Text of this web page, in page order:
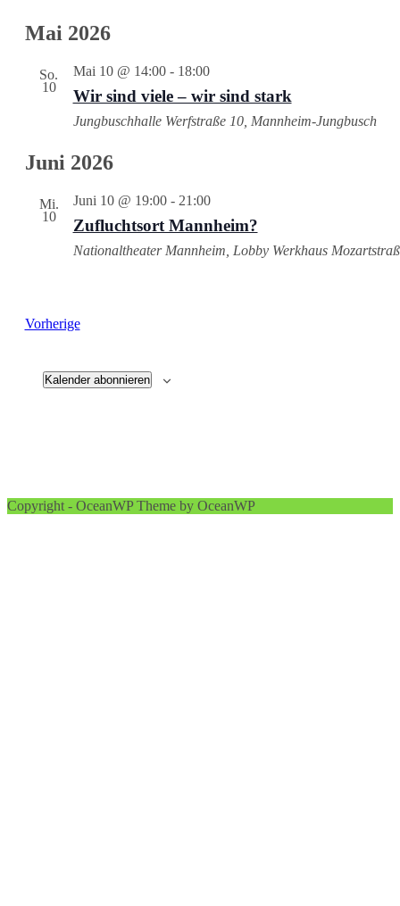
Mai 2026
So.
10
Mai 10 @ 14:00- 18:00
Wir sind viele – wir sind stark
Jungbuschhalle Werfstraße 10, Mannheim-Jungbusch
Juni 2026
Mi.
10
Juni 10 @ 19:00- 21:00
Zufluchtsort Mannheim?
Nationaltheater Mannheim, Lobby Werkhaus
VorherigeVeranstaltungen
Kalender abonnieren
Copyright - OceanWP Theme by OceanWP